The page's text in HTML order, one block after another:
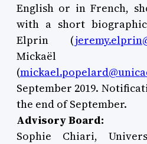
English or in French,
with a short
Elprin (
Mickaël
(
September 2019.
the end of September.
Advisory Board:
Sophie Chiari,